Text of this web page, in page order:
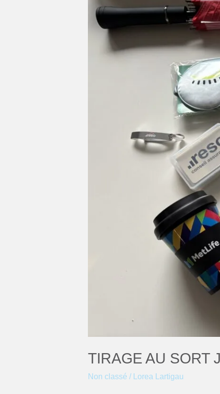
TIRAGE AU SORT
Non classé / Lorea Lartigau
SORT
JEU
CONCOURS
PENA